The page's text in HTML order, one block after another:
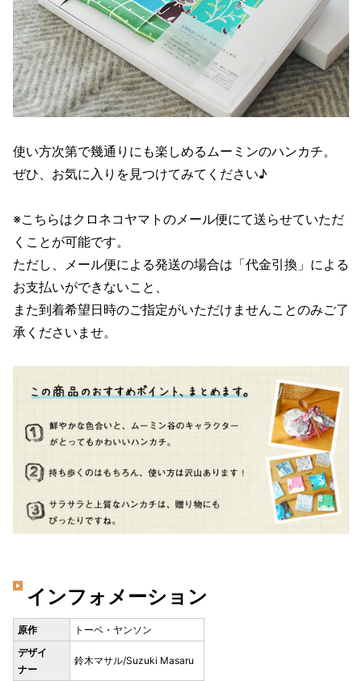
使い方次第で幾通りにも楽しめるムーミンのハンカチ。
ぜひ、お気に入りを見つけてみてください♪
※こちらはクロネコヤマトのメール便にて送らせていただ
くことが可能です。
ただし、メール便による発送の場合は「代金引換」による
お支払いができないこと、
また到着希望日時のご指定がいただけませんことのみご了
承くださいませ。
インフォメーション
原作
トーベ・ヤンソン
デザイ
ナー
鈴木マサル/Suzuki Masaru